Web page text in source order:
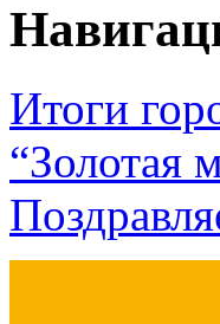
Итоги
“Золотая